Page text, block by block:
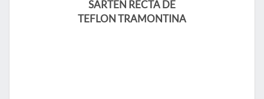
SARTEN RECTA DE
TEFLON TRAMONTINA